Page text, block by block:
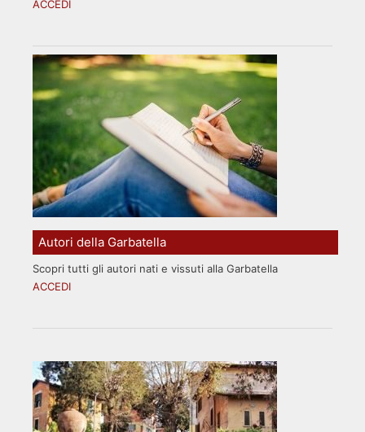
ACCEDI
Autori della Garbatella
Scopri tutti gli autori nati e vissuti alla Garbatella
ACCEDI